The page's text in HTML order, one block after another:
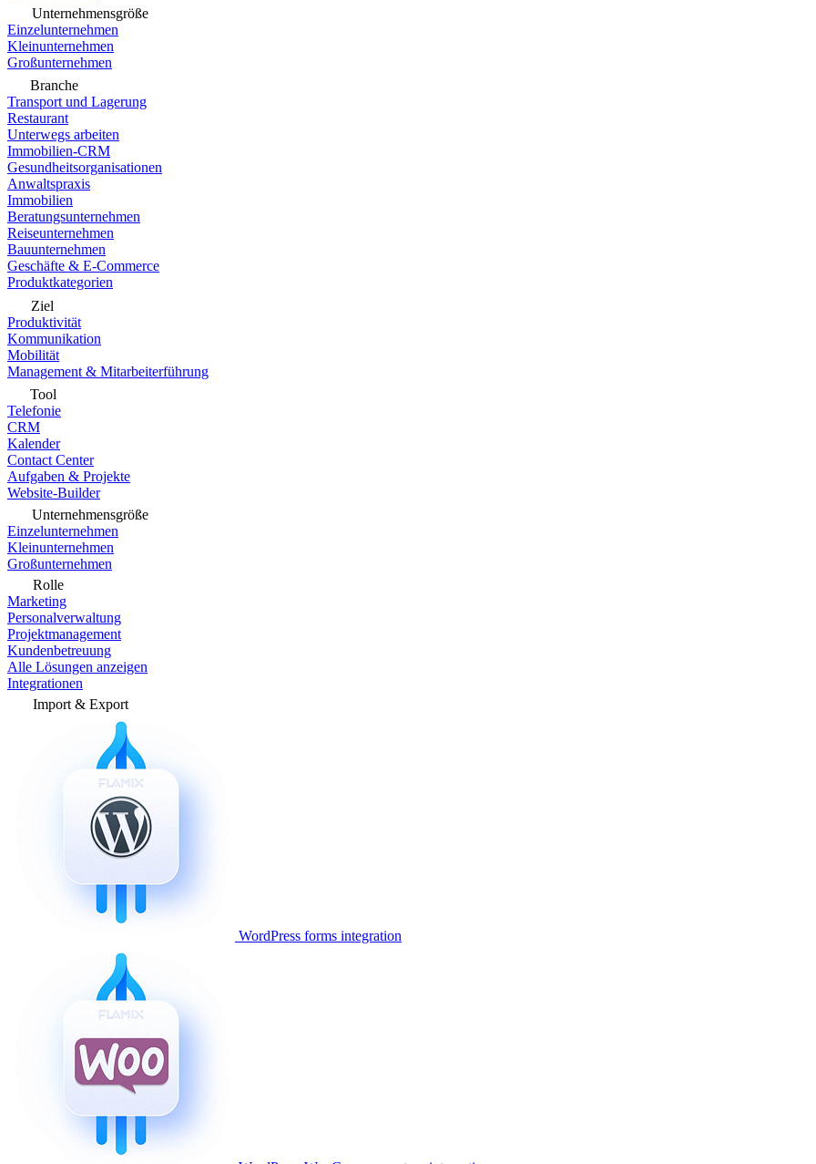
Unternehmensgröße
Einzelunternehmen
Kleinunternehmen
Großunternehmen
Branche
Transport und Lagerung
Restaurant
Unterwegs arbeiten
Immobilien-CRM
Gesundheitsorganisationen
Anwaltspraxis
Immobilien
Beratungsunternehmen
Reiseunternehmen
Bauunternehmen
Geschäfte & E-Commerce
Produktkategorien
Ziel
Produktivität
Kommunikation
Mobilität
Management & Mitarbeiterführung
Tool
Telefonie
CRM
Kalender
Contact Center
Aufgaben & Projekte
Website-Builder
Unternehmensgröße
Einzelunternehmen
Kleinunternehmen
Großunternehmen
Rolle
Marketing
Personalverwaltung
Projektmanagement
Kundenbetreuung
Alle Lösungen anzeigen
Integrationen
Import & Export
WordPress forms integration